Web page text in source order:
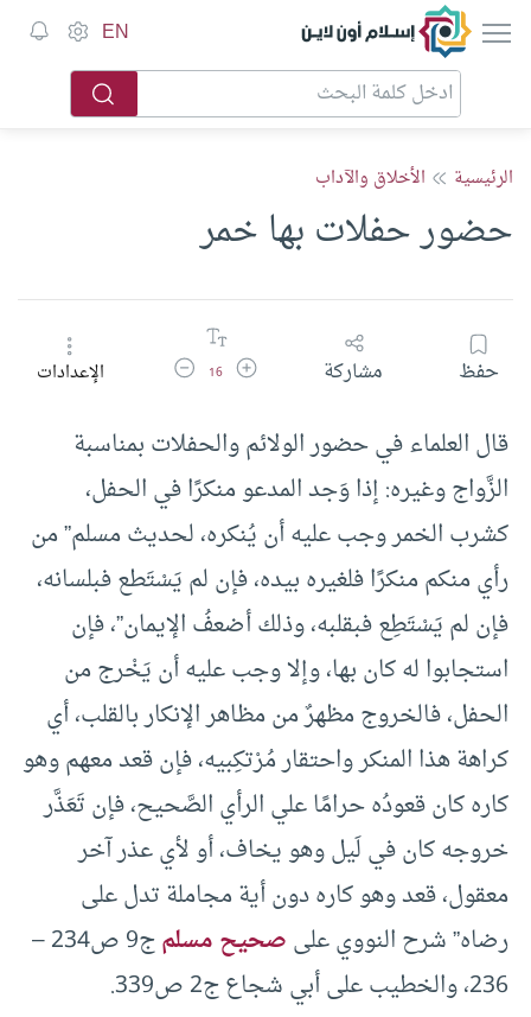
إسلام أون لاين EN
الرئيسية الأخلاق والآداب
حضور حفلات بها خمر
حفظ مشاركة زيادة حجم الخط
16 تقليل حجم الخطالإعدادات
قال العلماء في حضور الولائم والحفلات بمناسبة
الزَّواج وغيره: إذا وَجد المدعو منكرًا في الحفل،
كشرب الخمر وجب عليه أن يُنكره، لحديث مسلم” من
رأي منكم منكرًا فلغيره بيده، فإن لم يَسْتَطع فبلسانه،
فإن لم يَسْتَطِع فبقلبه، وذلك أضعفُ الإيمان”، فإن
استجابوا له كان بها، وإلا وجب عليه أن يَخْرج من
الحفل، فالخروج مظهرٌ من مظاهر الإنكار بالقلب، أي
كراهة هذا المنكر واحتقار مُرْتكِبيه، فإن قعد معهم وهو
كاره كان قعودُه حرامًا علي الرأي الصَّحيح، فإن تَعَذَّر
خروجه كان في لَيل وهو يخاف، أو لأي عذر آخر
معقول، قعد وهو كاره دون أية مجاملة تدل على
رضاه” شرح النووي علىصحيح مسلم
ج9 ص234 –
236، والخطيب على أبي شجاع ج2 ص339.